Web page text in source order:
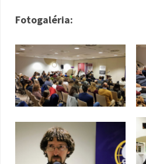
Fotogaléria: